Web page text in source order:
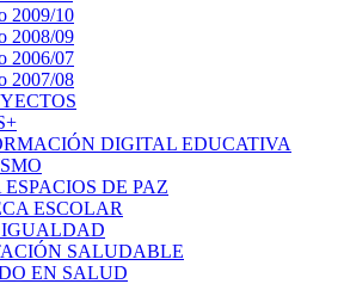
2009/10
2008/09
2006/07
2007/08
DIGITAL EDUCATIVA
DE PAZ
ESCOLAR
SALUDABLE
EN SALUD